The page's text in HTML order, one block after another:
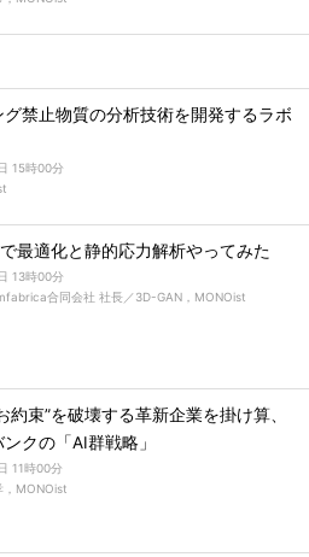
グ禁止物質の分析技術を開発するラボ
15時00分
最適化と静的応力解析やってみた
13時00分
合同会社 社長／3D-GAN，MONOist
約束”を破壊する革新企業を掛け算、
クの「AI群戦略」
11時00分
，MONOist